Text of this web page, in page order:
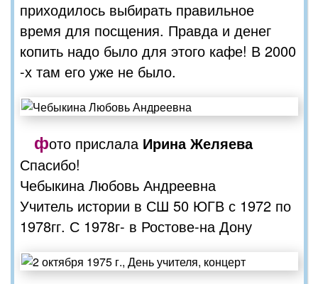
приходилось выбирать правильное
время для посщения. Правда и денег
копить надо было для этого кафе! В 2000
-х там его уже не было.
фото прислала Ирина Желяева
Спасибо!
Чебыкина Любовь Андреевна
Учитель истории в СШ 50 ЮГВ с 1972 по
1978гг. С 1978г- в Ростове-на Дону